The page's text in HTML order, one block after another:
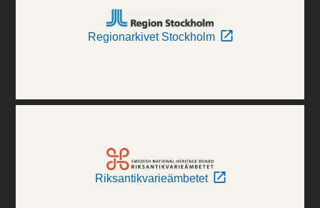
Regionarkivet Stockholm
Riksantikvarieämbetet